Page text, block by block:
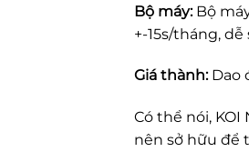
Bộ máy: Bộ
+-15s/tháng,
Giá thành: Dao
Có thể nói,
nên sở hữu để